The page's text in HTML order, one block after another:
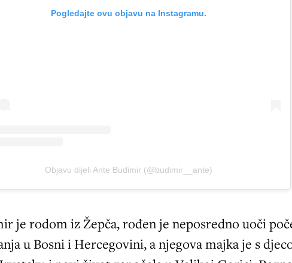
Pogledajte ovu objavu na Instagramu.
Objavu dijeli Ante Budimir (@budimir__ante)
je rodom iz Žepča, rođen je neposredno uoči
u Bosni i Hercegovini, a njegova majka je s